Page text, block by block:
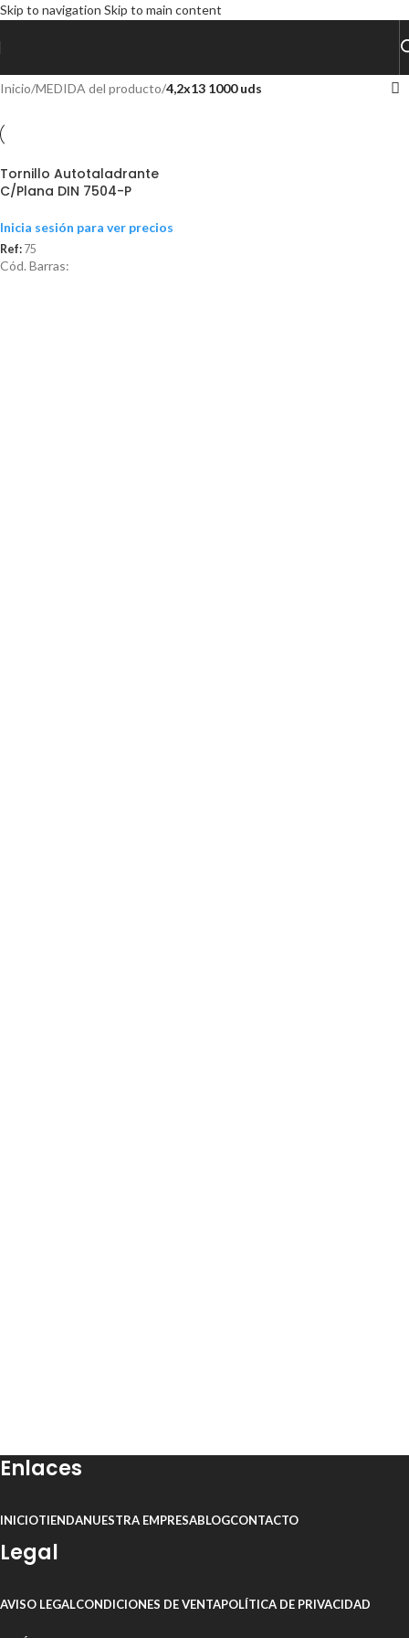
Skip to navigation Skip to main content
Inicio/MEDIDA del producto/4,2x13 1000 uds
Tornillo Autotaladrante
C/Plana DIN 7504-P
Inicia sesión para ver precios
Ref: 75
Cód. Barras:
Enlaces
INICIOTIENDANUESTRA EMPRESABLOGCONTACTO
Legal
AVISO LEGALCONDICIONES DE VENTAPOLÍTICA DE PRIVACIDAD